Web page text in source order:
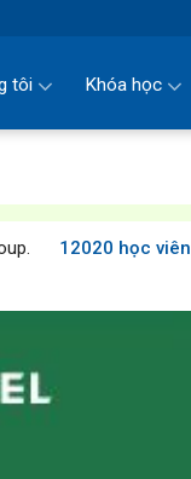
tôi Khóa học
12020 học viên